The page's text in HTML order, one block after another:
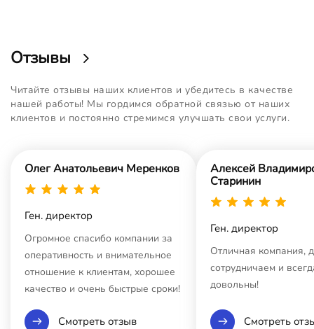
Отзывы
Читайте отзывы наших клиентов и убедитесь в качестве
нашей работы! Мы гордимся обратной связью от наших
клиентов и постоянно стремимся улучшать свои услуги.
Олег Анатольевич Меренков
Ген. директор
Огромное спасибо компании за
оперативность и внимательное
отношение к клиентам, хорошее
качество и очень быстрые сроки!
Смотреть отзыв
Алексей
Старинин
Ген. директор
Отличная компания,
сотрудничаем и
довольны!
Смотреть